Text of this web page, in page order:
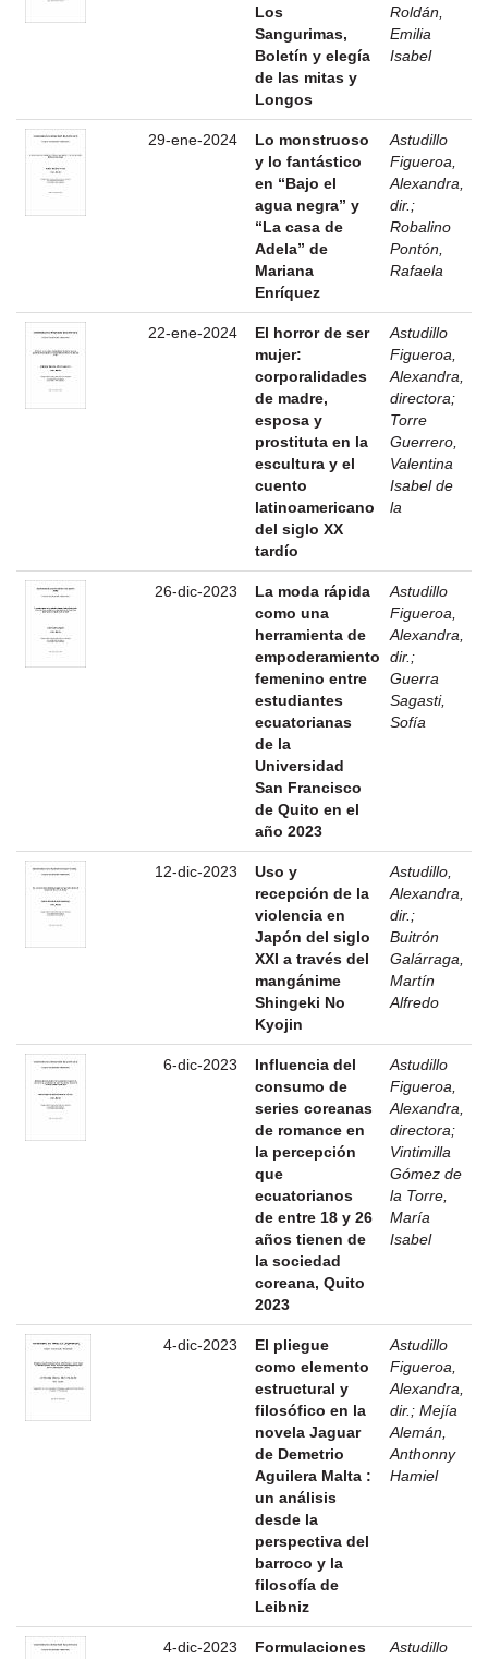
Los
Sangurimas,
Boletín y elegía
de las mitas y
Longos
Roldán,
Emilia
Isabel
29-ene-2024
Lo monstruoso
y lo fantástico
en “Bajo el
agua negra” y
“La casa de
Adela” de
Mariana
Enríquez
Astudillo
Figueroa,
Alexandra,
dir. ;
Robalino
Pontón,
Rafaela
22-ene-2024
El horror de ser
mujer:
corporalidades
de madre,
esposa y
prostituta en la
escultura y el
cuento
latinoamericano
del siglo XX
tardío
Astudillo
Figueroa,
Alexandra,
directora;
Torre
Guerrero,
Valentina
Isabel de
la
26-dic-2023
La moda rápida
como una
herramienta de
empoderamiento
femenino entre
estudiantes
ecuatorianas
de la
Universidad
San Francisco
de Quito en el
año 2023
Astudillo
Figueroa,
Alexandra,
dir. ;
Guerra
Sagasti,
Sofía
12-dic-2023
Uso y
recepción de la
violencia en
Japón del siglo
XXI a través del
mangánime
Shingeki No
Kyojin
Astudillo,
Alexandra,
dir. ;
Buitrón
Galárraga,
Martín
Alfredo
6-dic-2023
Influencia del
consumo de
series coreanas
de romance en
la percepción
que
ecuatorianos
de entre 18 y 26
años tienen de
la sociedad
coreana, Quito
2023
Astudillo
Figueroa,
Alexandra,
directora;
Vintimilla
Gómez de
la Torre,
María
Isabel
4-dic-2023
El pliegue
como elemento
estructural y
filosófico en la
novela Jaguar
de Demetrio
Aguilera Malta :
un análisis
desde la
perspectiva del
barroco y la
filosofía de
Leibniz
Astudillo
Figueroa,
Alexandra,
dir. ; Mejía
Alemán,
Anthonny
Hamiel
4-dic-2023 Formulaciones Astudillo